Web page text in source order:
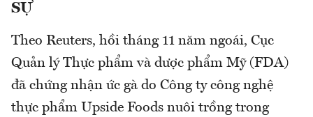
SỰ
Theo Reuters, hồi tháng 11 năm ngoái, Cục
Quản lý Thực phẩm và dược phẩm Mỹ (FDA)
đã chứng nhận ức gà do Công ty công nghệ
thực phẩm Upside Foods nuôi trồng trong